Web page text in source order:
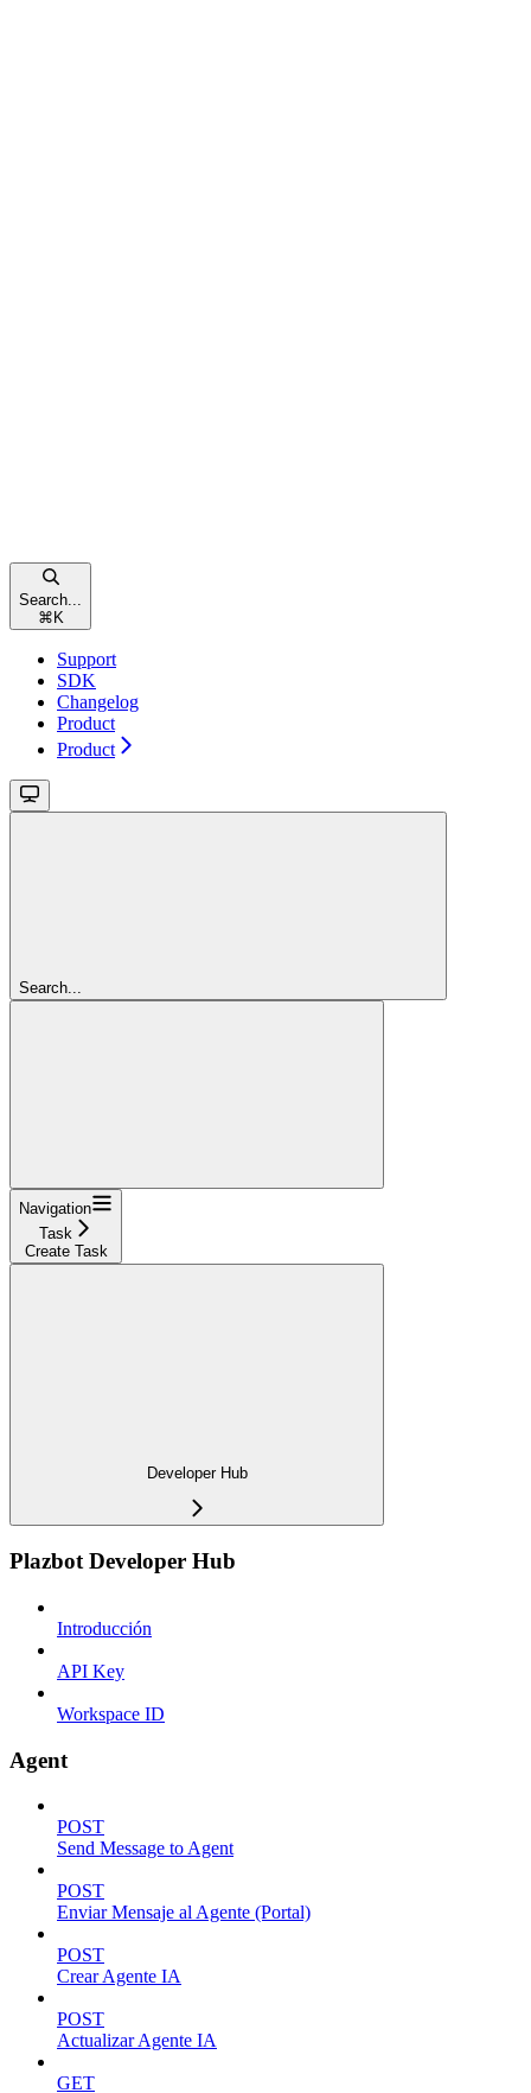
Search...
⌘ K
Support
SDK
Changelog
Product
Product
Search...
Navigation
Task
Create Task
Developer Hub
Plazbot Developer Hub
Introducción
API Key
Workspace ID
Agent
POST
Send Message to Agent
POST
Enviar Mensaje al Agente (Portal)
POST
Crear Agente IA
POST
Actualizar Agente IA
GET